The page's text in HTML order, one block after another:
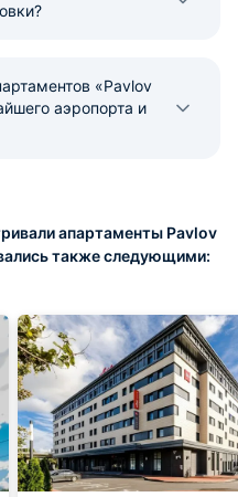
«Pavlov
аэропорта и
апартаменты Pavlov
также следующими: